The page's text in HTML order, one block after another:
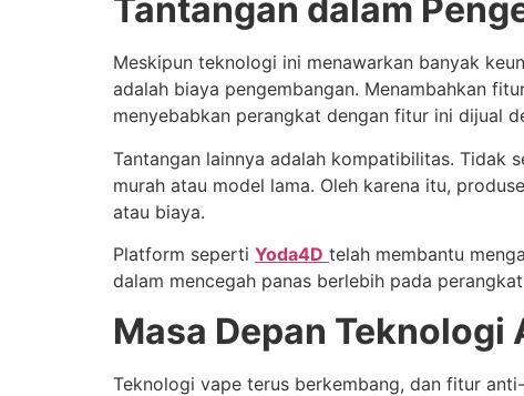
Tantangan dalam
Meskipun teknologi ini menawarkan banyak
adalah biaya pengembangan. Menambahkan
menyebabkan perangkat dengan fitur ini dijual
Tantangan lainnya adalah kompatibilitas. Tidak
murah atau model lama. Oleh karena itu,
atau biaya.
Platform seperti Yoda4D telah membantu
dalam mencegah panas berlebih pada
Masa Depan
Teknologi vape terus berkembang, dan fitur